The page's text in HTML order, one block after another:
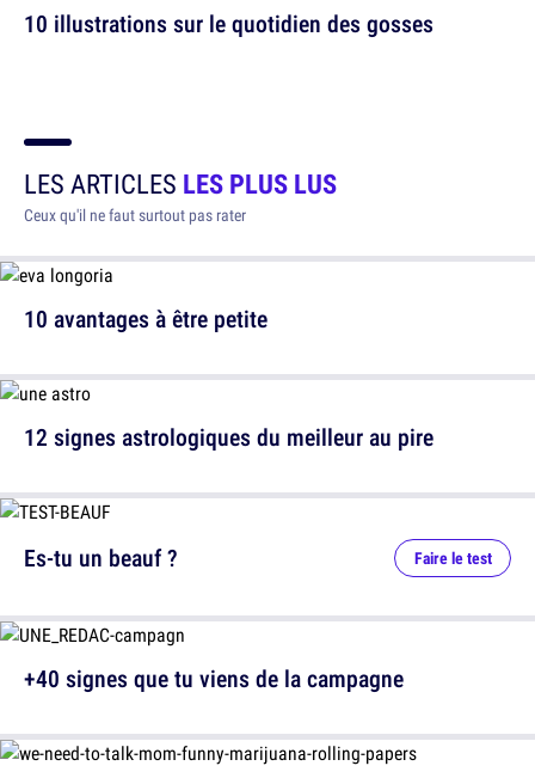
10 illustrations sur le quotidien des gosses
LES ARTICLES LES PLUS LUS
Ceux qu'il ne faut surtout pas rater
10 avantages à être petite
12 signes astrologiques du meilleur au pire
Es-tu un beauf ? Faire le test
+40 signes que tu viens de la campagne